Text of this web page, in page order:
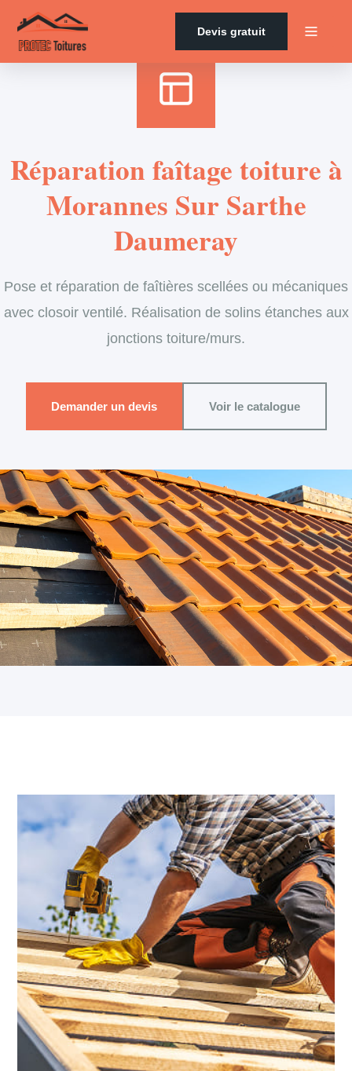
Devis gratuit
Réparation faîtage toiture à
Morannes Sur Sarthe
Daumeray
Pose et réparation de faîtières scellées ou mécaniques
avec closoir ventilé. Réalisation de solins étanches aux
jonctions toiture/murs.
Demander un devis Voir le catalogue